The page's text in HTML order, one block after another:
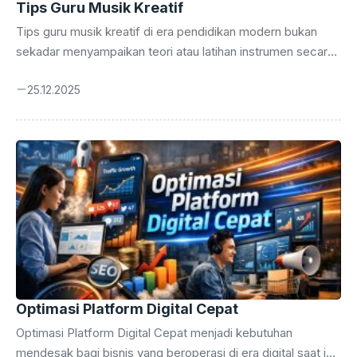
Tips Guru Musik Kreatif
Tips guru musik kreatif di era pendidikan modern bukan
sekadar menyampaikan teori atau latihan instrumen secara
yang mendorong eksplorasi ide-ide musikal siswa dan
instruksi, tetapi juga membangun suasana belajar yang
inspiratif. Namun, tantangan di lapangan tidaklah ringan
banyak guru menghadapi keterbatasan alat, kurikulum yang
kaku, serta kurangnya pelatihan pedagogis yang relevan
dengan perkembangan zaman dan kebutuhan siswa saat
ini. Menjadi ...
25.12.2025
Optimasi Platform Digital Cepat
Optimasi Platform Digital Cepat menjadi kebutuhan
mendesak bagi bisnis yang beroperasi di era digital saat ini,